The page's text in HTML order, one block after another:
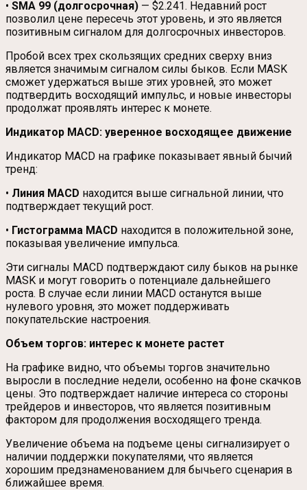
• SMA 99 (долгосрочная) — $2.241. Недавний рост
позволил цене пересечь этот уровень, и это является
позитивным сигналом для долгосрочных инвесторов.
Пробой всех трех скользящих средних сверху вниз
является значимым сигналом силы быков. Если MASK
сможет удержаться выше этих уровней, это может
подтвердить восходящий импульс, и новые инвесторы
продолжат проявлять интерес к монете.
Индикатор MACD: уверенное восходящее движение
Индикатор MACD на графике показывает явный бычий
тренд:
• Линия MACD находится выше сигнальной линии, что
подтверждает текущий рост.
• Гистограмма MACD находится в положительной зоне,
показывая увеличение импульса.
Эти сигналы MACD подтверждают силу быков на рынке
MASK и могут говорить о потенциале дальнейшего
роста. В случае если линии MACD останутся выше
нулевого уровня, это может поддерживать
покупательские настроения.
Объем торгов: интерес к монете растет
На графике видно, что объемы торгов значительно
выросли в последние недели, особенно на фоне скачков
цены. Это подтверждает наличие интереса со стороны
трейдеров и инвесторов, что является позитивным
фактором для продолжения восходящего тренда.
Увеличение объема на подъеме цены сигнализирует о
наличии поддержки покупателями, что является
хорошим предзнаменованием для бычьего сценария в
ближайшее время.